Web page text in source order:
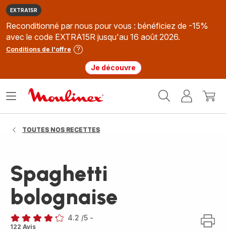
EXTRA15R
Reconditionné par nous pour vous : bénéficiez de -15%
avec le code EXTRA15R jusqu'au 16 août 2026.
Conditions de l'offre
Je découvre
MonMon
Ouvrir
TOUTES NOS RECETTES
Spaghetti
bolognaise
ratings.4.2
4.2 /5 -
122 Avis